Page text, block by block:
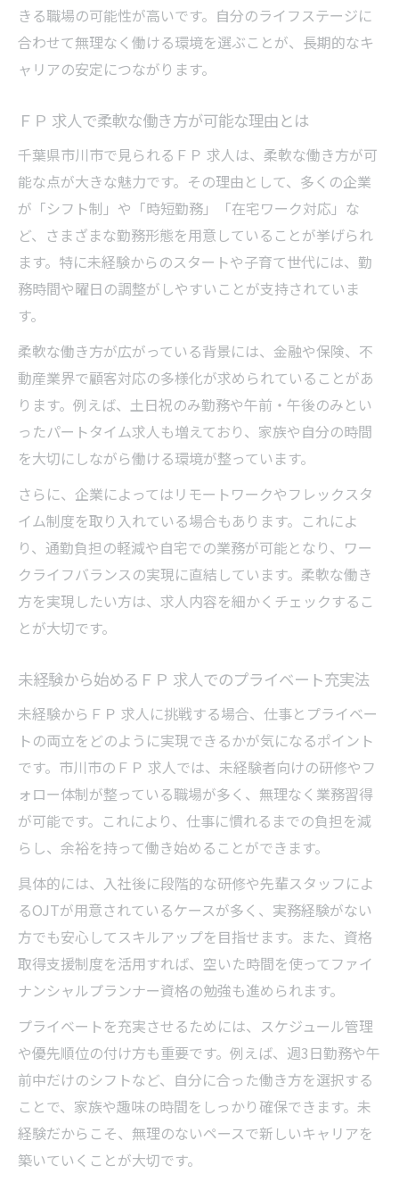
きる職場の可能性が高いです。自分のライフステージに
合わせて無理なく働ける環境を選ぶことが、長期的なキ
ャリアの安定につながります。
ＦＰ 求人で柔軟な働き方が可能な理由とは
千葉県市川市で見られるＦＰ 求人は、柔軟な働き方が可
能な点が大きな魅力です。その理由として、多くの企業
が「シフト制」や「時短勤務」「在宅ワーク対応」な
ど、さまざまな勤務形態を用意していることが挙げられ
ます。特に未経験からのスタートや子育て世代には、勤
務時間や曜日の調整がしやすいことが支持されていま
す。
柔軟な働き方が広がっている背景には、金融や保険、不
動産業界で顧客対応の多様化が求められていることがあ
ります。例えば、土日祝のみ勤務や午前・午後のみとい
ったパートタイム求人も増えており、家族や自分の時間
を大切にしながら働ける環境が整っています。
さらに、企業によってはリモートワークやフレックスタ
イム制度を取り入れている場合もあります。これによ
り、通勤負担の軽減や自宅での業務が可能となり、ワー
クライフバランスの実現に直結しています。柔軟な働き
方を実現したい方は、求人内容を細かくチェックするこ
とが大切です。
未経験から始めるＦＰ 求人でのプライベート充実法
未経験からＦＰ 求人に挑戦する場合、仕事とプライベー
トの両立をどのように実現できるかが気になるポイント
です。市川市のＦＰ 求人では、未経験者向けの研修やフ
ォロー体制が整っている職場が多く、無理なく業務習得
が可能です。これにより、仕事に慣れるまでの負担を減
らし、余裕を持って働き始めることができます。
具体的には、入社後に段階的な研修や先輩スタッフによ
るOJTが用意されているケースが多く、実務経験がない
方でも安心してスキルアップを目指せます。また、資格
取得支援制度を活用すれば、空いた時間を使ってファイ
ナンシャルプランナー資格の勉強も進められます。
プライベートを充実させるためには、スケジュール管理
や優先順位の付け方も重要です。例えば、週3日勤務や午
前中だけのシフトなど、自分に合った働き方を選択する
ことで、家族や趣味の時間をしっかり確保できます。未
経験だからこそ、無理のないペースで新しいキャリアを
築いていくことが大切です。